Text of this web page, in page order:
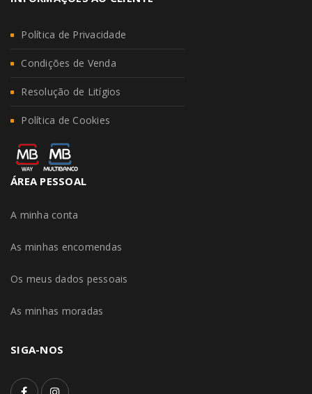
Política de Privacidade
Condições de Venda
Resolução de Litígios
Política de Cookies
ÁREA PESSOAL
A minha conta
As minhas encomendas
Os meus dados pessoais
As minhas moradas
SIGA-NOS